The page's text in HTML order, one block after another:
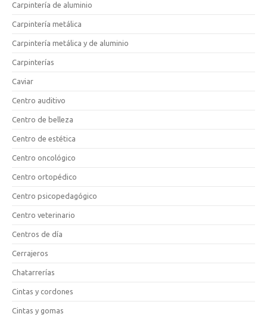
Carpintería de aluminio
Carpintería metálica
Carpintería metálica y de aluminio
Carpinterías
Caviar
Centro auditivo
Centro de belleza
Centro de estética
Centro oncológico
Centro ortopédico
Centro psicopedagógico
Centro veterinario
Centros de día
Cerrajeros
Chatarrerías
Cintas y cordones
Cintas y gomas